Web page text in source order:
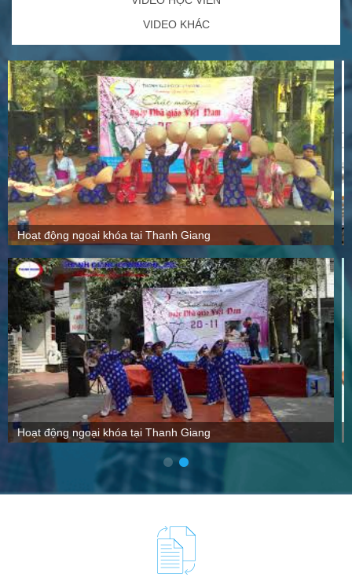
VIDEO KHÁC
Quy mô, cách thức hoạt động tại Thanh Giang
VTC nói gì về Thanh Giang